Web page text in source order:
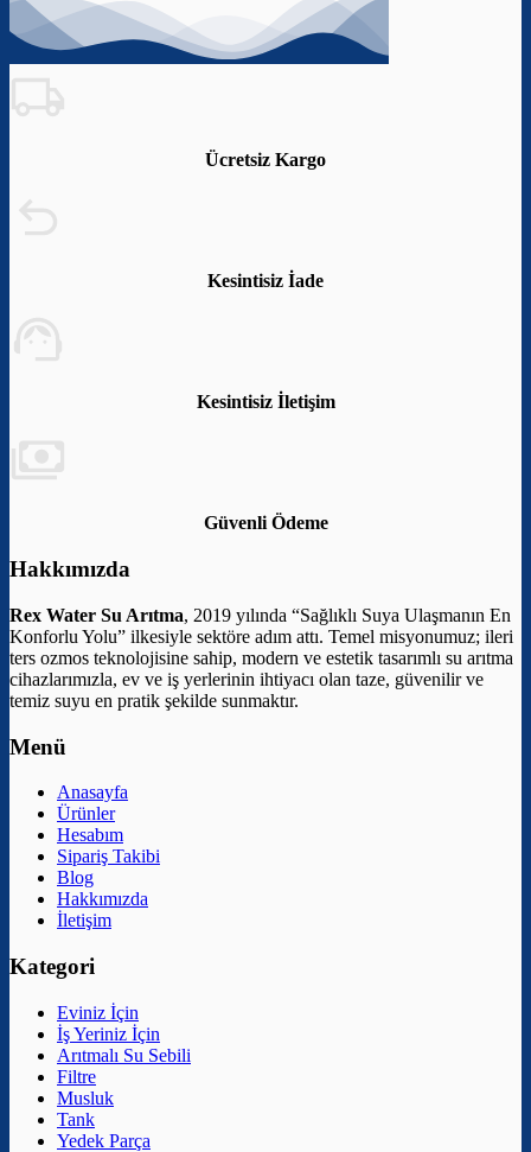
Ücretsiz Kargo
Kesintisiz İade
Kesintisiz İletişim
Güvenli Ödeme
Hakkımızda
Rex Water Su Arıtma, 2019 yılında “Sağlıklı Suya Ulaşmanın En
Konforlu Yolu” ilkesiyle sektöre adım attı. Temel misyonumuz; ileri
ters ozmos teknolojisine sahip, modern ve estetik tasarımlı su arıtma
cihazlarımızla, ev ve iş yerlerinin ihtiyacı olan taze, güvenilir ve
temiz suyu en pratik şekilde sunmaktır.
Menü
Anasayfa
Ürünler
Hesabım
Sipariş Takibi
Blog
Hakkımızda
İletişim
Kategori
Eviniz İçin
İş Yeriniz İçin
Arıtmalı Su Sebili
Filtre
Musluk
Tank
Yedek Parça